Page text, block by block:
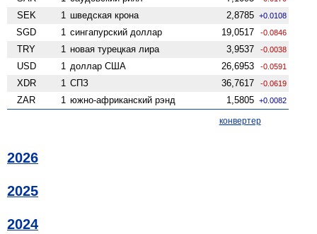
SEK 1 шведская крона 2,8785 +0.0108
SGD 1 сингапурский доллар 19,0517 -0.0846
TRY 1 новая турецкая лира 3,9537 -0.0038
USD 1 доллар США 26,6953 -0.0591
XDR 1 СПЗ 36,7617 -0.0619
ZAR 1 южно-африканский рэнд 1,5805 +0.0082
конвертер
2026
2025
2024